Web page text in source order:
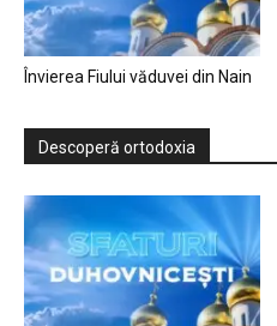
Învierea Fiului văduvei din Nain
Descoperă ortodoxia